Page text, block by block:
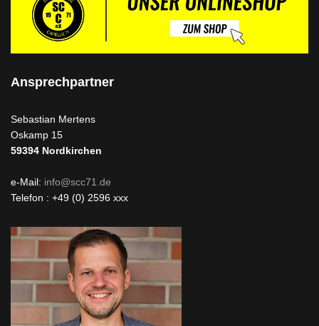
Ansprechpartner
Sebastian Mertens
Oskamp 15
59394 Nordkirchen
e-Mail: info@scc71.de
Telefon : +49 (0) 2596 xxx